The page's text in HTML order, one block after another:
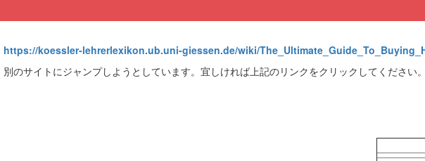
https://koessler-lehrerlexikon.ub.uni-giessen.de/wiki/
別のサイトにジャンプしようとしています。宜しければ上記のリンクをクリックしてください。